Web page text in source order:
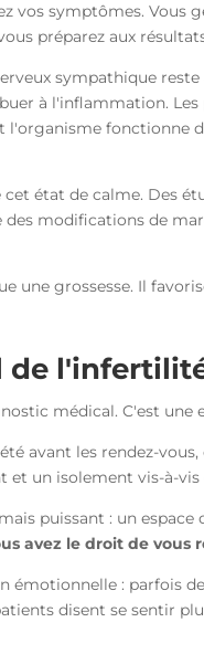
vos symptômes. Vous
préparez aux
sympathique
à l'inflammation.
l'organisme fonctionne
état de calme. Des
modifications de
une grossesse. Il
de
médical. C'est une
avant les rendez-
un isolement vis-à-
puissant : un espace
avez le droit de vous
émotionnelle : parfois
disent se sentir